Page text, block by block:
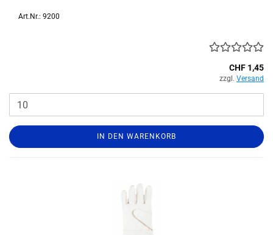
Art.Nr.: 9200
CHF 1,45
zzgl. Versand
IN DEN WARENKORB